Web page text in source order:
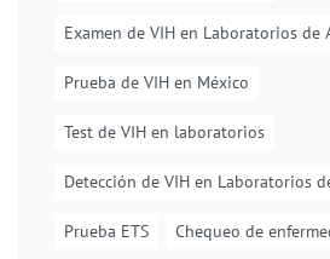
Examen de VIH en Laboratorios de
Prueba de VIH en México
Test de VIH en laboratorios
Detección de VIH en Laboratorios
Prueba ETS Chequeo de